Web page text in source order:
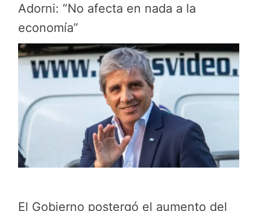
Adorni: “No afecta en nada a la
economía”
El Gobierno postergó el aumento del